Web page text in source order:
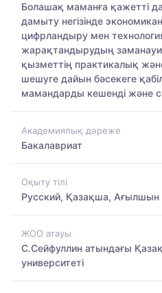
Болашақ маманға қажетті
дамыту негізінде
цифрландыру мен
жарақтандырудың
қызметтің практикалық
шешуге дайын бәсекеге
мамандарды кешенді және
Академиялық дәреже
Бакалавриат
Оқыту тілі
Русский, Қазақша, Ағылшын
ЖОО атауы
С.Сейфуллин атындағы
университеті